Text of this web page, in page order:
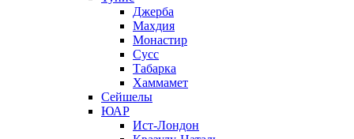
Джерба
Махдия
Монастир
Сусс
Табарка
Хаммамет
Сейшелы
ЮАР
Ист-Лондон